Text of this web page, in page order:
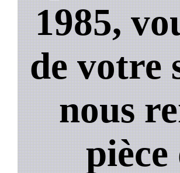
1985,
de votre
nous
pièce